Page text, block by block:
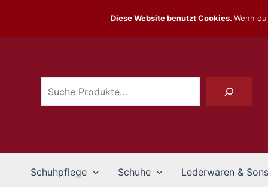
springen Suchen
Schuhpflege Schuhe Lederwaren &
Diese Website benutzt Cookies. Wenn